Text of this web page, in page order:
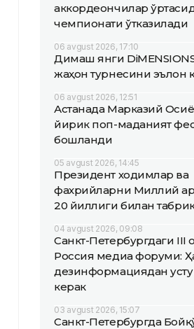
аккордеончилар
чемпионати ўтказилади
06 avgust 2026, 17:10
Димаш янги
жаҳон турнесини эълон
06 avgust 2026, 12:51
Астанада Марказий
йирик поп-маданият
бошланди
05 avgust 2026, 14:45
Президент ходимлар ва
фахрийларни Миллий
20 йиллиги билан
04 avgust 2026, 09:08
Санкт-Петербургдаги III
Россия медиа форуми:
дезинформациядан
керак
03 avgust 2026, 15:07
Санкт-Петербургда